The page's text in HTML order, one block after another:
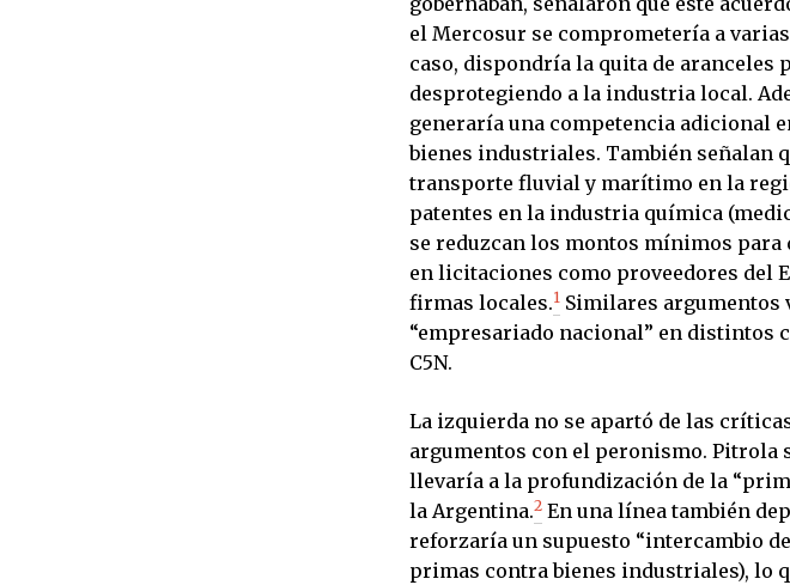
el Mercosur se comprometería a
caso, dispondría la quita de aranceles
desprotegiendo a la industria local.
generaría una competencia adicional
bienes industriales. También señalan
transporte fluvial y marítimo en la
patentes en la industria química
se reduzcan los montos mínimos
en licitaciones como proveedores del
firmas locales.1 Similares
“empresariado nacional” en distintos
C5N.
La izquierda no se apartó de las
argumentos con el peronismo. Pitrola
llevaría a la profundización de la
la Argentina.2 En una línea también
reforzaría un supuesto “intercambio
primas contra bienes industriales), lo